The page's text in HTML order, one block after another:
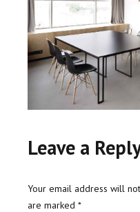
Leave a
Your email address will
are marked *